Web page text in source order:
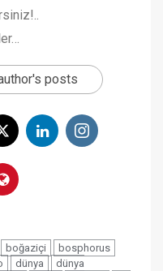
posts
boğaziçi
bosphorus
dünya
dünya